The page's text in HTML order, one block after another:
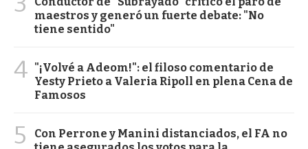
maestros y generó un fuerte debate: "No
tiene sentido"
4 "¡Volvé a Adeom!": el filoso comentario de
Yesty Prieto a Valeria Ripoll en plena Cena de
Famosos
5
Con Perrone y Manini distanciados, el FA no